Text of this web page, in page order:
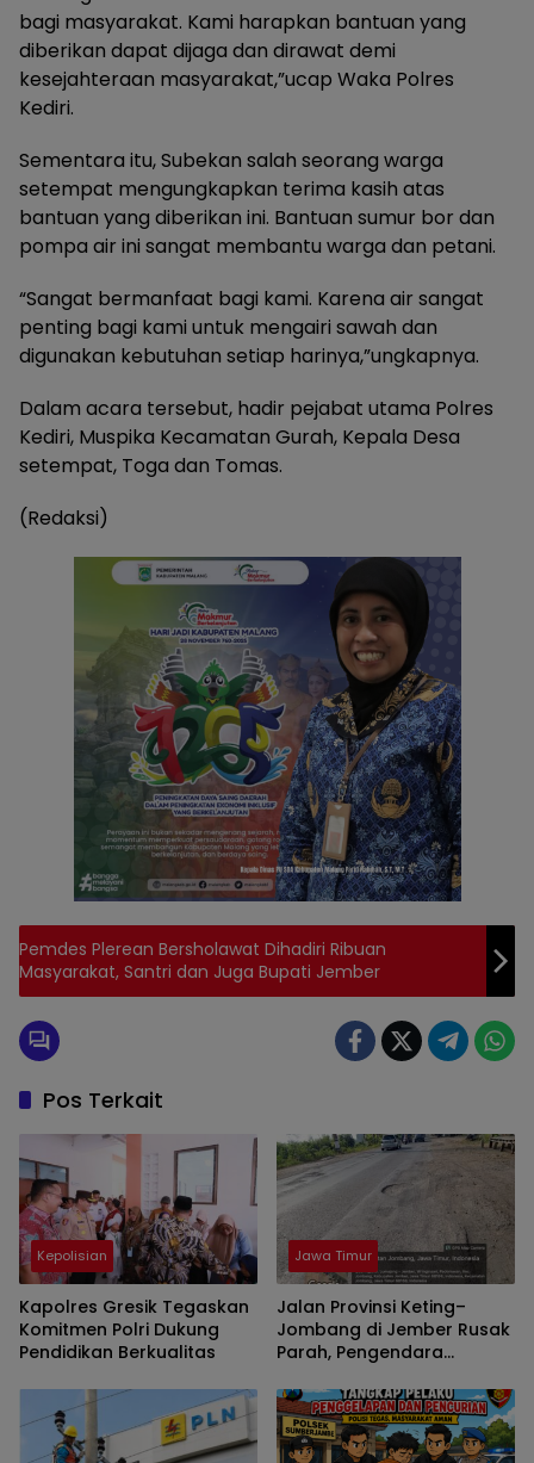
bagi masyarakat. Kami harapkan bantuan yang
diberikan dapat dijaga dan dirawat demi
kesejahteraan masyarakat,”ucap Waka Polres
Kediri.
Sementara itu, Subekan salah seorang warga
setempat mengungkapkan terima kasih atas
bantuan yang diberikan ini. Bantuan sumur bor dan
pompa air ini sangat membantu warga dan petani.
“Sangat bermanfaat bagi kami. Karena air sangat
penting bagi kami untuk mengairi sawah dan
digunakan kebutuhan setiap harinya,”ungkapnya.
Dalam acara tersebut, hadir pejabat utama Polres
Kediri, Muspika Kecamatan Gurah, Kepala Desa
setempat, Toga dan Tomas.
(Redaksi)
Pemdes Plerean Bersholawat Dihadiri Ribuan
Masyarakat, Santri dan Juga Bupati Jember
Pos Terkait
Kepolisian
Kapolres Gresik Tegaskan
Komitmen Polri Dukung
Pendidikan Berkualitas
Jawa Timur
Jalan Provinsi Keting–
Jombang di Jember Rusak
Parah, Pengendara
Lubang